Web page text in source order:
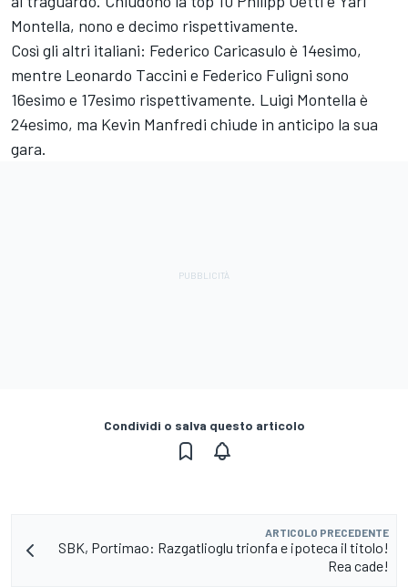
Montella, nono e decimo rispettivamente.
Così gli altri italiani: Federico Caricasulo è 14esimo,
mentre Leonardo Taccini e Federico Fuligni sono
16esimo e 17esimo rispettivamente. Luigi Montella è
24esimo, ma Kevin Manfredi chiude in anticipo la sua
gara.
Condividi o salva questo articolo
ARTICOLO PRECEDENTE
SBK, Portimao: Razgatlioglu trionfa e ipoteca il titolo!
Rea cade!